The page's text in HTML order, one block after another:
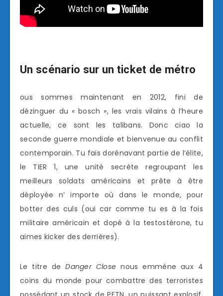
Un scénario sur un ticket de métro
ous sommes maintenant en 2012, fini de
dézinguer du « bosch », les vrais vilains à l’heure
actuelle, ce sont les talibans. Donc ciao la
seconde guerre mondiale et bienvenue au conflit
contemporain. Tu fais dorénavant partie de l’élite,
le TIER 1, une unité secrète regroupant les
meilleurs soldats américains et prête à être
déployée n’ importe où dans le monde, pour
botter des culs (oui car comme tu es à la fois
militaire américain et dopé à la testostérone, tu
aimes kicker des derrières).
Le titre deDanger Close nous emmène aux 4
coins du monde pour combattre des terroristes